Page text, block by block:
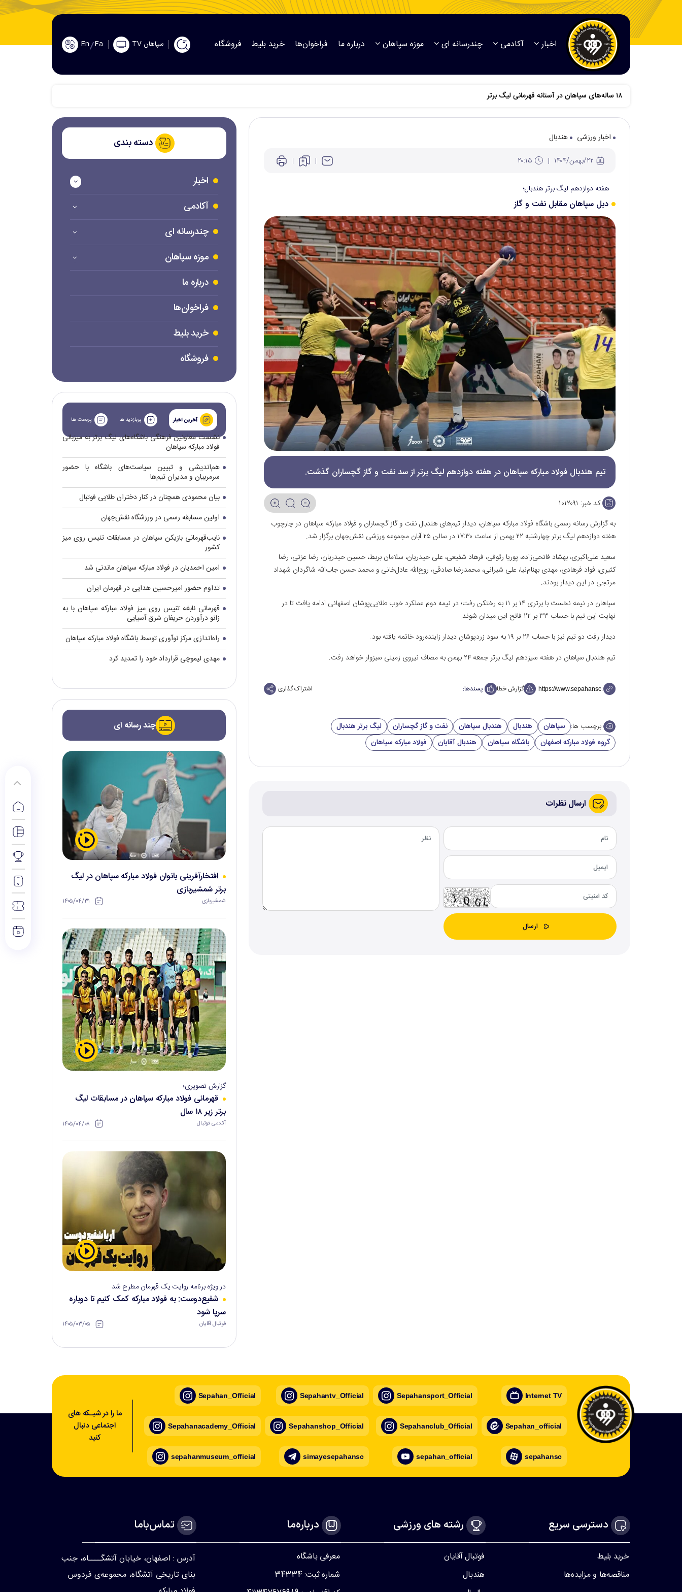
اخبار آکادمی چندرسانه ای موزه سپاهان درباره ما فراخوان‌ها خرید بلیط فروشگاه سپاهان TV Fa
En
اخبار ورزشی
هندبال
هفته دوازدهم لیگ برتر هندبال؛
دبل سپاهان مقابل نفت و گاز
تیم هندبال فولاد مبارکه سپاهان در هفته دوازدهم لیگ برتر از سد نفت و گاز گچساران گذشت.
کد خبر: ۱۰۱۲۰۹۱
به گزارش رسانه رسمی باشگاه فولاد مبارکه سپاهان، دیدار تیم‌های هندبال نفت و گاز گچساران و فولاد مبارکه سپاهان در چارچوب
هفته دوازدهم لیگ برتر چهارشنبه‌ ۲۲ بهمن از ساعت ۱۷:۳۰ در سالن ۲۵ آبان مجموعه ورزشی نقش‌جهان برگزار شد‌.
سعید علی‌اکبری، بهشاد فاتحی‌زاده، پوریا رئوفی، فرهاد شفیعی، علی حیدریان، سلامان بربط، حسین حیدریان، رضا عزتی، رضا
کثیری، فواد فرهادی، مهدی بهنام‌نیا، علی شیرانی، محمدرضا صادقی، روح‌الله عادل‌خانی و محمد حسن جاب‌الله شاگردان شهداد
مرتجی در این دیدار بودند.
سپاهان در نیمه نخست با برتری ۱۴ بر ۱۱ به رختکن رفت؛ در نیمه دوم عملکرد خوب طلایی‌پوشان اصفهانی ادامه یافت تا در
نهایت این تیم با حساب ۳۳ بر ۲۲ فاتح این میدان شوند.
دیدار رفت دو تیم نیز با حساب ۲۶ بر ۱۹ به سود زردپوشان دیدار زاینده‌رود خاتمه یافته بود.
تیم هندبال سپاهان در هفته سیزدهم لیگ برتر جمعه ۲۴ بهمن به مصاف نیروی زمینی سبزوار خواهد رفت.
گزارش خطا پسندها: اشتراک گذاری
برچسب ها: سپاهان هندبال هندبال سپاهان نفت و گاز گچساران
لیگ برتر هندبال
گروه فولاد مبارکه اصفهان
باشگاه سپاهان هندبال آقایان فولاد مبارکه سپاهان
ارسال نظرات
دسته بندی
اخبار
آکادمی
چندرسانه ای
موزه سپاهان
درباره ما
فراخوان‌ها
خرید بلیط
فروشگاه
آخرین اخبار پربازدید ها پربحث ها
نشست معاونین فرهنگی باشگاه‌های لیگ برتر به میزبانی
فولاد مبارکه سپاهان
هم‌اندیشی و تبیین سیاست‌های باشگاه با حضور
سرمربیان و مدیران تیم‌ها
بیان محمودی همچنان در کنار دختران طلایی فوتبال
اولین مسابقه رسمی در ورزشگاه نقش‌جهان
نایب‌قهرمانی بازیکن سپاهان در مسابقات تنیس روی میز
کشور
امین احمدیان در فولاد مبارکه سپاهان ماندنی شد
تداوم حضور امیرحسین هدایی در قهرمان ایران
قهرمانی نابغه تنیس روی میز فولاد مبارکه سپاهان با به
زانو درآوردن حریفان شرق آسیایی
راه‌اندازی مرکز نوآوری توسط باشگاه فولاد مبارکه سپاهان
مهدی لیموچی قرارداد خود را تمدید کرد
چند رسانه ای
افتخارآفرینی بانوان فولاد مبارکه سپاهان در لیگ
برتر شمشیربازی
شمشیربازی ۱۴۰۵/۰۴/۳۱
گزارش تصویری؛
قهرمانی فولاد مبارکه سپاهان در مسابقات لیگ
برتر زیر ۱۸ سال
آکادمی فوتبال ۱۴۰۵/۰۴/۰۸
در ویژه برنامه روایت یک قهرمان مطرح شد
شفیع‌دوست: به فولاد مبارکه کمک کنیم تا دوباره
سرپا شود
فوتبال آقایان ۱۴۰۵/۰۳/۰۵
ما را در شبـکه های
اجتماعی دنبال
کنید
Sepahan_Official
Sepahanacademy_Official
sepahanmuseum_official
Sepahantv_Official
Sepahanshop_Official
simayesepahansc
Sepahansport_Official
Sepahanclub_Official
sepahan_official
Internet TV
Sepahan_official
sepahansc
دسترسی سریع
خرید بلیط
مناقصه‌ها و مزایده‌ها
رشته های ورزشی
فوتبال آقایان
هندبال
درباره‌ما
معرفی باشگاه
شماره ثبت: 34334
تماس‌با‌ما
آدرس : اصفهان، خیابان آتشگــــاه، جنب
بنای تاریخی آتشگاه، مجموعه‌ی فردوس